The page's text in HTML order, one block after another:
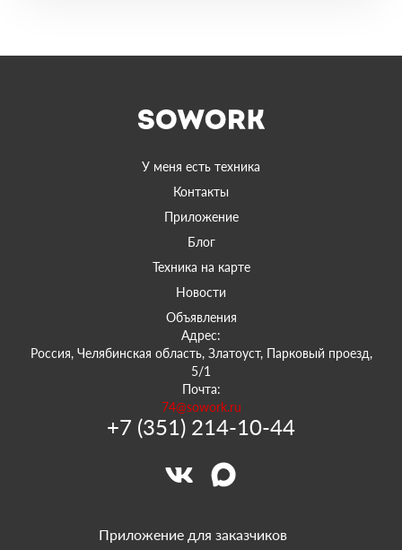
У меня есть техника
Контакты
Приложение
Блог
Техника на карте
Новости
Объявления
Адрес:
Россия, Челябинская область, Златоуст, Парковый проезд,
5/1
Почта:
74@sowork.ru
+7 (351) 214-10-44
Приложение для заказчиков